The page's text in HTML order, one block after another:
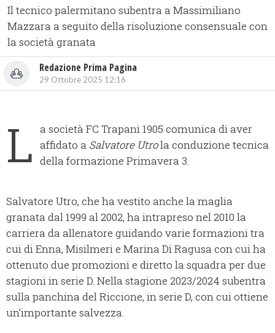
Il tecnico palermitano subentra a Massimiliano
Mazzara a seguito della risoluzione consensuale con
la società granata
Redazione Prima Pagina
29 Ottobre 2025 12:16
L a società FC Trapani 1905 comunica di aver
affidato a Salvatore Utrola conduzione tecnica
della formazione Primavera 3.
Salvatore Utro, che ha vestito anche la maglia
granata dal 1999 al 2002, ha intrapreso nel 2010 la
carriera da allenatore guidando varie formazioni tra
cui di Enna, Misilmeri e Marina Di Ragusa con cui ha
ottenuto due promozioni e diretto la squadra per due
stagioni in serie D. Nella stagione 2023/2024 subentra
sulla panchina del Riccione, in serie D, con cui ottiene
un’importante salvezza.